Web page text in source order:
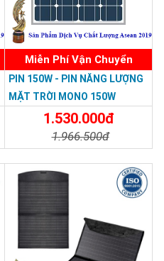
Miễn Phí Vận Chuyển
PIN 150W - PIN NĂNG LƯỢNG
MẶT TRỜI MONO 150W
1.530.000đ
1.966.500đ